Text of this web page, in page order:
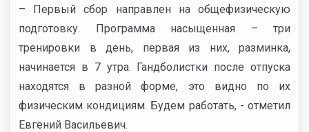
– Первый сбор направлен на общефизическую
подготовку. Программа насыщенная – три
тренировки в день, первая из них, разминка,
начинается в 7 утра. Гандболистки после отпуска
находятся в разной форме, это видно по их
физическим кондициям. Будем работать, - отметил
Евгений Васильевич.